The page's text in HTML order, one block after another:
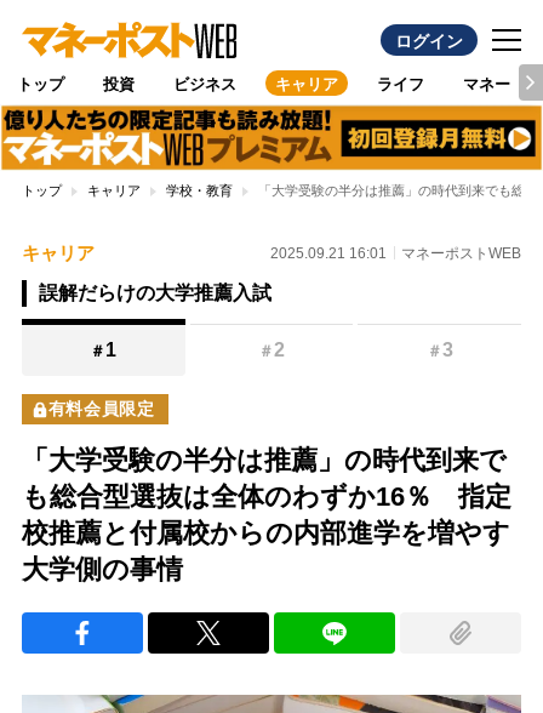
ログイン
トップ 投資 ビジネス キャリア ライフ マネー
トップ キャリア 学校・教育 「大学受験の半分は推薦」の時代到来でも総
キャリア 2025.09.21 16:01 マネーポストWEB
誤解だらけの大学推薦入試
＃ 1 ＃2 ＃3
有料会員限定
「大学受験の半分は推薦」の時代到来で
も総合型選抜は全体のわずか16％ 指定
校推薦と付属校からの内部進学を増やす
大学側の事情